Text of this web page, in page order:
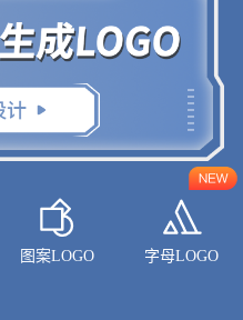
图案LOGO 字母LOGO